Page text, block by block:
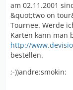
am 02.11.2001
&quot;two on
Tournee. Werde
Karten kann man
http://
bestellen.
;-))andre:smokin: